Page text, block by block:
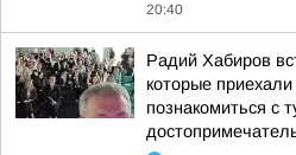
20:40
Радий Хабиров
которые
познакомиться с